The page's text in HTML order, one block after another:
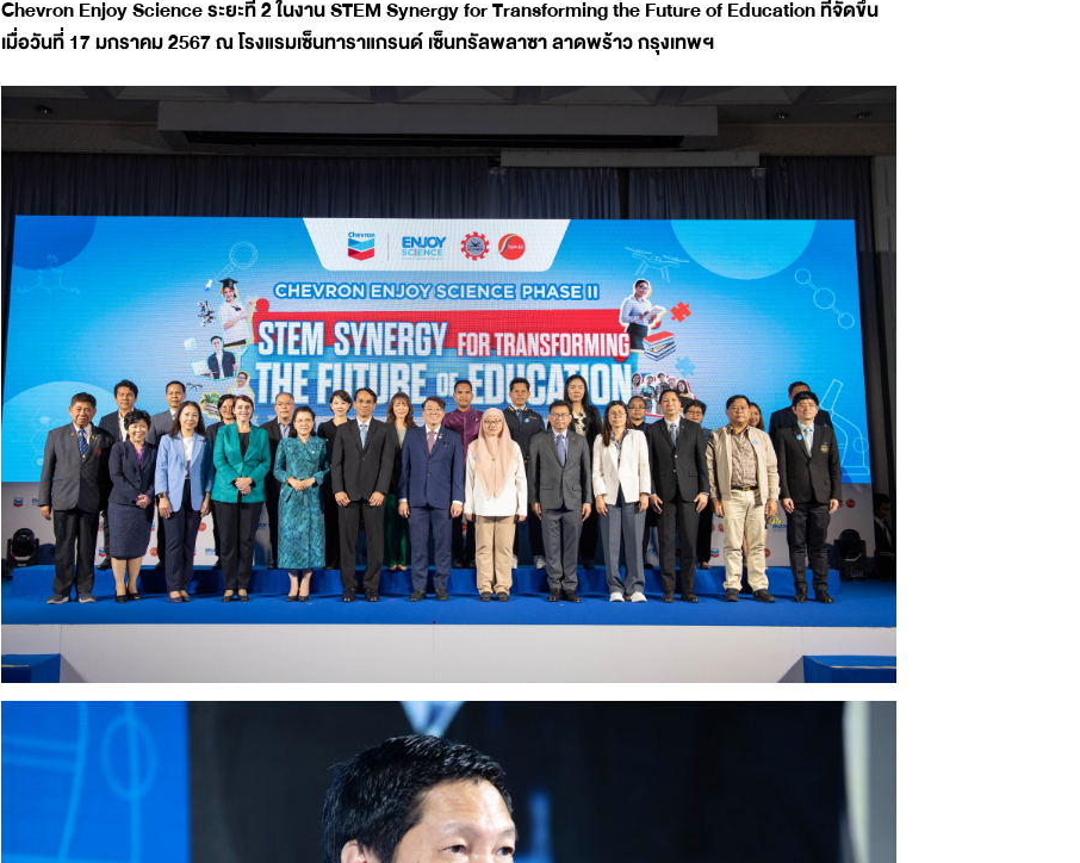
Chevron Enjoy Science ระยะที่ 2 ในงาน STEM Synergy for Transforming the Future of Education ที่จัดขึ้น
เมื่อวันที่ 17 มกราคม 2567 ณ โรงแรมเซ็นทาราแกรนด์ เซ็นทรัลพลาซา ลาดพร้าว กรุงเทพฯ